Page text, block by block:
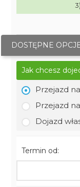
DOSTĘPNE
Jak chcesz
Przejazd
Przejazd
Dojazd
Termin od: